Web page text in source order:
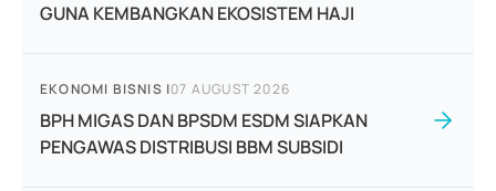
GUNA KEMBANGKAN EKOSISTEM HAJI
EKONOMI BISNIS |07 AUGUST 2026
BPH MIGAS DAN BPSDM ESDM SIAPKAN
PENGAWAS DISTRIBUSI BBM SUBSIDI